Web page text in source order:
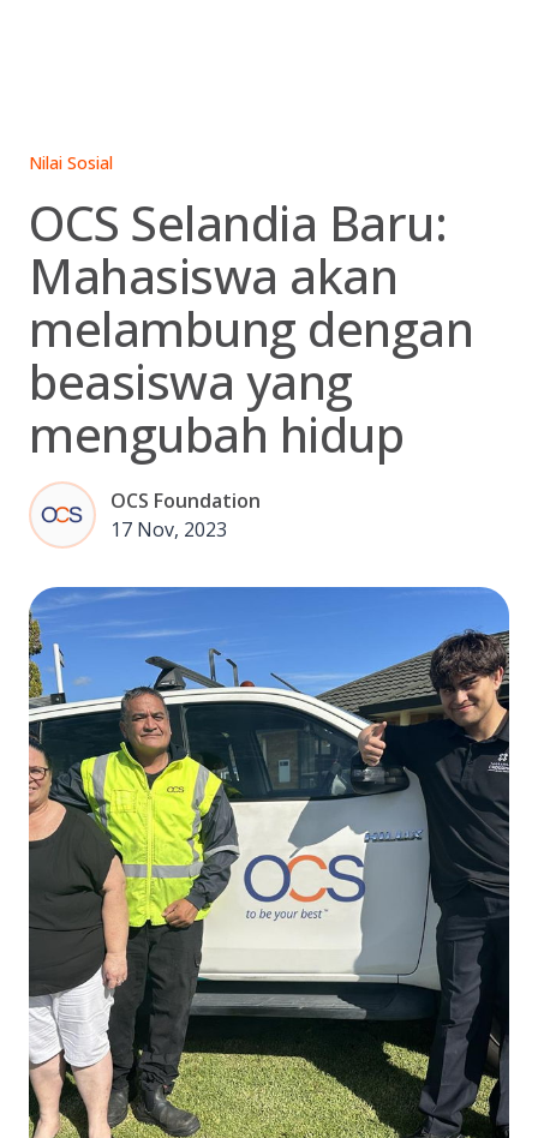
Nilai Sosial
OCS Selandia Baru:
Mahasiswa akan
melambung dengan
beasiswa yang
mengubah hidup
OCS Foundation
17 Nov, 2023